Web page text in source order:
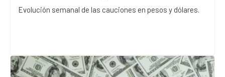
Evolución semanal de las cauciones en pesos y dólares.